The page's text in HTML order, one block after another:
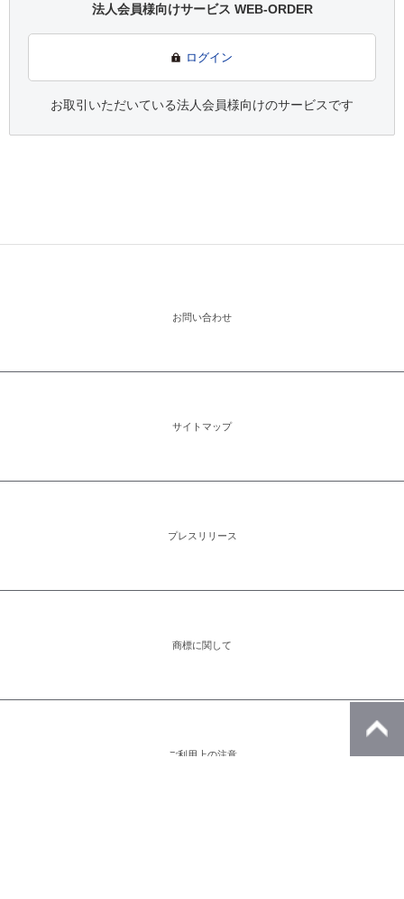
法人会員様向けサービス WEB-ORDER
ログイン
お取引いただいている法人会員様向けのサービスです
お問い合わせ
サイトマップ
プレスリリース
商標に関して
ご利用上の注意